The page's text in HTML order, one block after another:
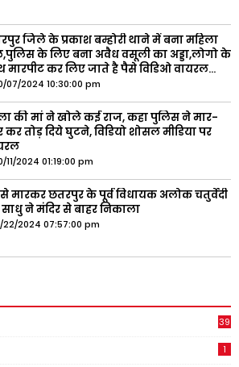
जिले के प्रकाश बम्होरी थाने में बना महिला
के लिए बना अवैध वसूली का अड्डा,लोगो के
मारपीट कर लिए जाते है पैसे विडिओ वायरल...
07/2024 10:30:00 pm
की मां ने खोले कई राज, कहा पुलिस ने मार-
कर तोड़ दिये घुटने, विडियो शोसल मीडिया पर
11/2024 01:19:00 pm
मारकर छतरपुर के पूर्व विधायक अलोक चतुर्वेदी
ने मंदिर से बाहर निकाला
22/2024 07:57:00 pm
39
1